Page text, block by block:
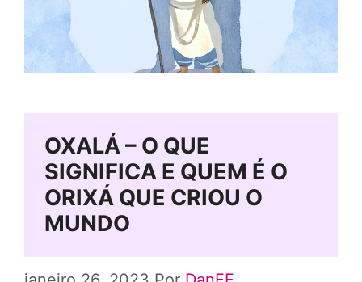
OXALÁ – O QUE
SIGNIFICA E QUEM É O
ORIXÁ QUE CRIOU O
MUNDO